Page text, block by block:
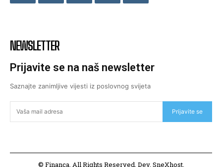
NEWSLETTER
Prijavite se na naš newsletter
Saznajte zanimljive vijesti iz poslovnog svijeta
Prijavite se
© Financa. All Rights Reserved. Dev. SneXhost.